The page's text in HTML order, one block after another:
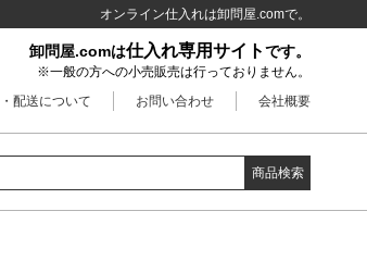
オンライン仕入れは卸問屋.comで。
卸問屋.comは仕入れ専用サイトです。
※一般の方への小売販売は行っておりません。
配送について お問い合わせ 会社概要
商品検索